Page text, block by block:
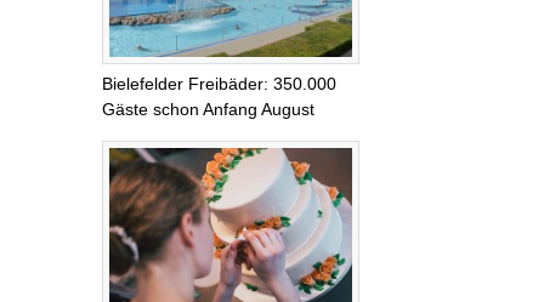
Bielefelder Freibäder: 350.000
Gäste schon Anfang August